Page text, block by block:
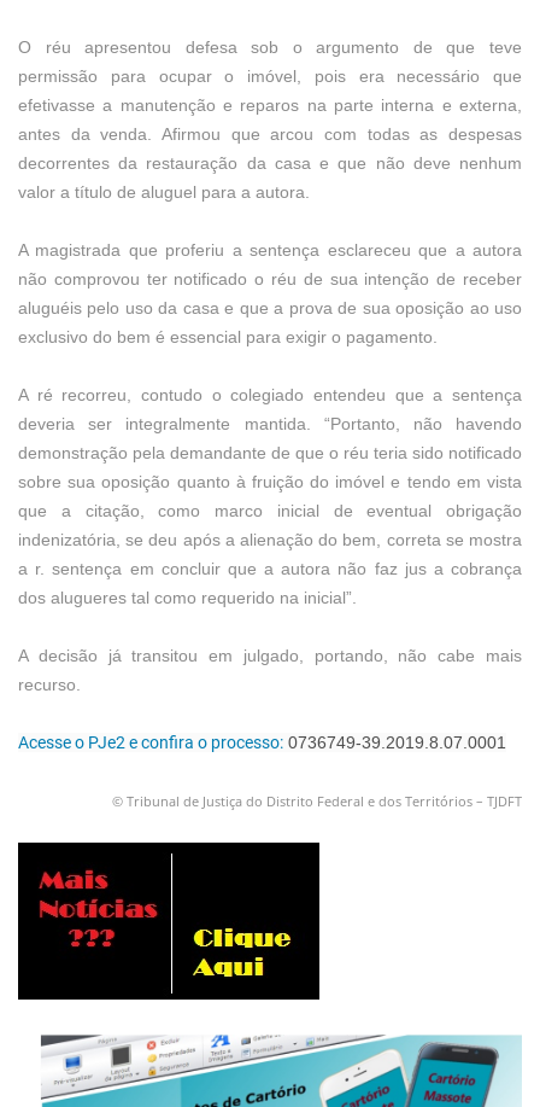
O réu apresentou defesa sob o argumento de que teve
permissão para ocupar o imóvel, pois era necessário que
efetivasse a manutenção e reparos na parte interna e externa,
antes da venda. Afirmou que arcou com todas as despesas
decorrentes da restauração da casa e que não deve nenhum
valor a título de aluguel para a autora.
A magistrada que proferiu a sentença esclareceu que a autora
não comprovou ter notificado o réu de sua intenção de receber
aluguéis pelo uso da casa e que a prova de sua oposição ao uso
exclusivo do bem é essencial para exigir o pagamento.
A ré recorreu, contudo o colegiado entendeu que a sentença
deveria ser integralmente mantida. “Portanto, não havendo
demonstração pela demandante de que o réu teria sido notificado
sobre sua oposição quanto à fruição do imóvel e tendo em vista
que a citação, como marco inicial de eventual obrigação
indenizatória, se deu após a alienação do bem, correta se mostra
a r. sentença em concluir que a autora não faz jus a cobrança
dos alugueres tal como requerido na inicial”.
A decisão já transitou em julgado, portando, não cabe mais
recurso.
Acesse o PJe2 e confira o processo: 0736749-39.2019.8.07.0001
© Tribunal de Justiça do Distrito Federal e dos Territórios – TJDFT